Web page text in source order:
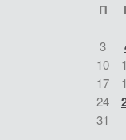
П
3
10
17
24
31